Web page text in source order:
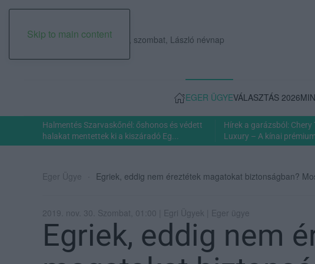
Skip to main content
2026. augusztus 08., szombat, László névnap
EGER ÜGYEVÁLASZTÁS 2026
Halmentés Szarvaskőnél: őshonos és védett
halakat mentettek ki a kiszáradó Eg...
Hírek a garázsból: Chery
Luxury – A kínai
Eger Ügye Egriek, eddig nem éreztétek magatokat biztonságban?
2019. nov. 30. Szombat, 01:00 | Egri Ügyek | Eger ügye
Egriek, eddig nem